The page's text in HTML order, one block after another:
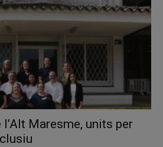
Maresme, units per